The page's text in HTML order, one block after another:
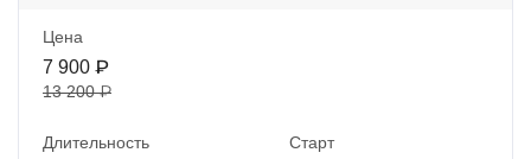
Цена
7 900 ₽
13 200 ₽
Длительность Старт